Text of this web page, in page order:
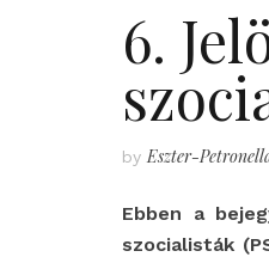
6.
by Eszter-
Ebben a
szocialisták